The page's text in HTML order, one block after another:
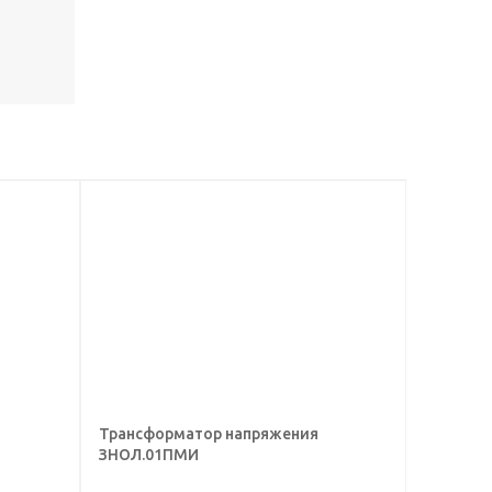
Трансформатор напряжения
ЗНОЛ.01ПМИ